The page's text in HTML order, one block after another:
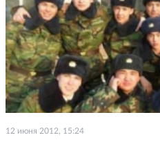
12 июня 2012, 15:24